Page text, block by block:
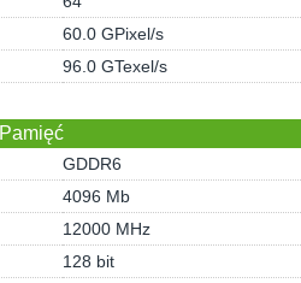
60.0 GPixel/s
96.0 GTexel/s
Pamięć
GDDR6
4096 Mb
12000 MHz
128 bit